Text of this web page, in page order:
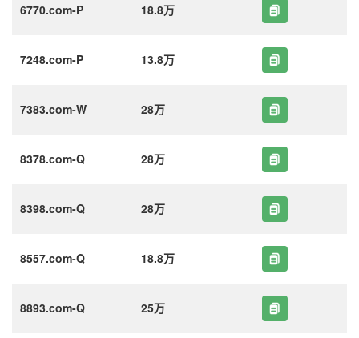
6770.com-P 18.8万
7248.com-P 13.8万
7383.com-W 28万
8378.com-Q 28万
8398.com-Q 28万
8557.com-Q 18.8万
8893.com-Q 25万